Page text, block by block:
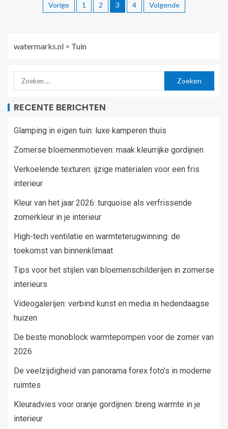
Vorige 1 2 3 4 Volgende
watermarks.nl > Tuin
RECENTE BERICHTEN
Glamping in eigen tuin: luxe kamperen thuis
Zomerse bloemenmotieven: maak kleurrijke gordijnen
Verkoelende texturen: ijzige materialen voor een fris
interieur
Kleur van het jaar 2026: turquoise als verfrissende
zomerkleur in je interieur
High-tech ventilatie en warmteterugwinning: de
toekomst van binnenklimaat
Tips voor het stijlen van bloemenschilderijen in zomerse
interieurs
Videogalerijen: verbind kunst en media in hedendaagse
huizen
De beste monoblock warmtepompen voor de zomer van
2026
De veelzijdigheid van panorama forex foto’s in moderne
ruimtes
Kleuradvies voor oranje gordijnen: breng warmte in je
interieur